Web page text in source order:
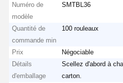
Numéro de
modèle
SMTBL36
Quantité de
commande min
100 rouleaux
Prix
Négociable
Détails
d'emballage
Scellez d'abord à
carton.